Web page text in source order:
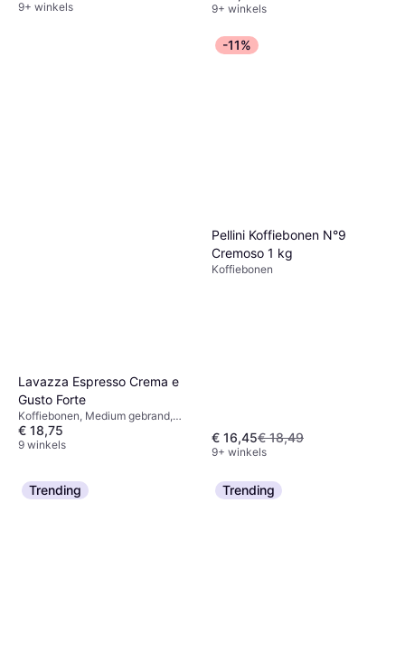
9+ winkels 9+ winkels
Lavazza Espresso Crema e
Gusto Forte
Koffiebonen, Medium gebrand,
Espresso gebrand, Cafeïne
€ 18,75
9 winkels
-11%
Pellini Koffiebonen N°9
Cremoso 1 kg
Koffiebonen
€ 16,45€ 18,49
9+ winkels
Trending Trending